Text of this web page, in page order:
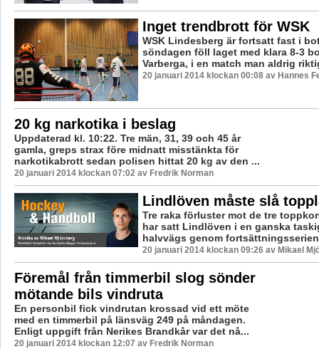
Inget trendbrott för WSK
WSK Lindesberg är fortsatt fast i
söndagen föll laget med klara 8-3
Varberga, i en match man aldrig
20 januari 2014 klockan 00:08 av Hannes
20 kg narkotika i beslag
Uppdaterad kl. 10:22. Tre män, 31, 39 och 45 år
gamla, greps strax före midnatt misstänkta för
narkotikabrott sedan polisen hittat 20 kg av den ...
20 januari 2014 klockan 07:02 av Fredrik Norman
Lindlöven måste slå
Tre raka förluster mot de tre
har satt Lindlöven i en ganska
halvvägs genom
20 januari 2014 klockan 09:26 av Mikael
Föremål från timmerbil slog sönder
mötande bils vindruta
En personbil fick vindrutan krossad vid ett möte
med en timmerbil på länsväg 249 på måndagen.
Enligt uppgift från Nerikes Brandkår var det nå...
20 januari 2014 klockan 12:07 av Fredrik Norman